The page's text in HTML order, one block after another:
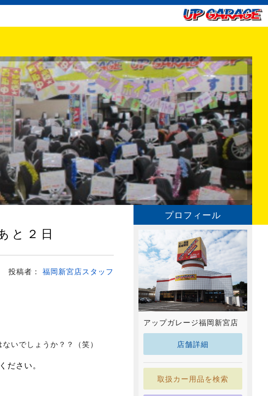
と２日
投稿者： 福岡新宮店スタッフ
いでしょうか？？（笑）
ださい。
プロフィール
アップガレージ福岡新宮店
店舗詳細
取扱カー用品を検索